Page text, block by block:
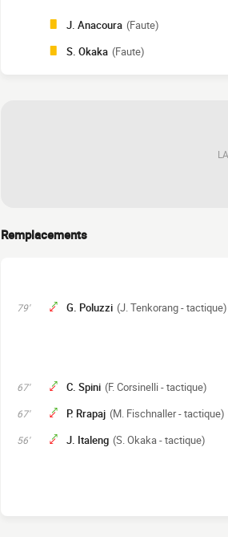
J. Anacoura (Faute)
S. Okaka (Faute)
Remplacements
79' G. Poluzzi (J. Tenkorang - tactique)
67' C. Spini (F. Corsinelli - tactique)
67' P. Rrapaj (M. Fischnaller - tactique)
56' J. Italeng (S. Okaka - tactique)